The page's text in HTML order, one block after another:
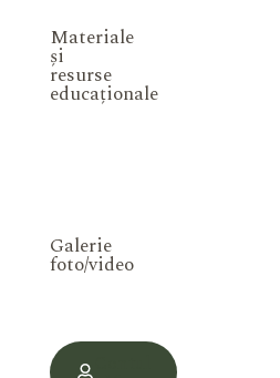
Materiale
și
resurse
educaționale
Galerie
foto/video